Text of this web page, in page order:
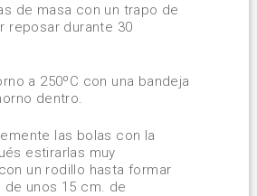
de masa con un trapo de
reposar durante 30
a 250ºC con una bandeja
dentro.
las bolas con la
estirarlas muy
un rodillo hasta formar
unos 15 cm. de